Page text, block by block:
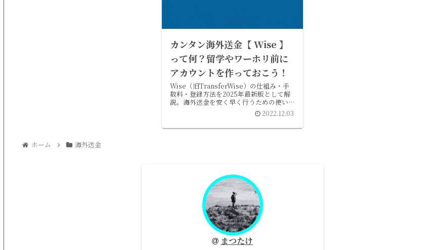
カンタン海外送金【 Wise 】
って何？留学やワーホリ前に
アカウントを作っておこう！
Wise（旧TransferWise）の仕組み・手
数料・登録方法を2025年最新版として解
説。海外送金を安く早く行うための使い方
をオーストラリア在住筆者が紹介。2022.12.03
ホーム 海外送金
まつたけ